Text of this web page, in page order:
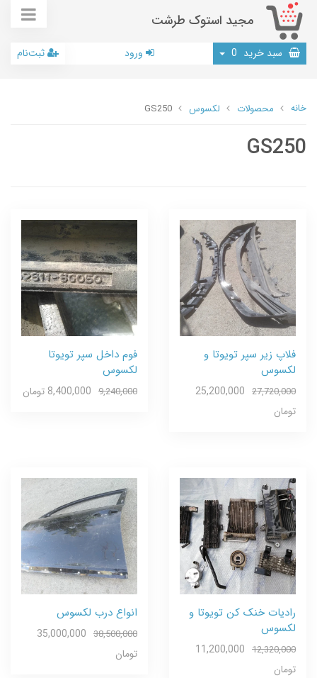
مجید استوک طرشت
سبد خرید 0 ورود ثبت‌نام
خانه محصولات لکسوس GS250
GS250
فلاپ زیر سپر تویوتا و
لکسوس
27,720,000
25,200,000
تومان
فوم داخل سپر تویوتا
لکسوس
9,240,000 8,400,000 تومان
رادیات خنک کن تویوتا و
لکسوس
12,320,000
11,200,000
تومان
انواع درب لکسوس
38,500,000
35,000,000
تومان